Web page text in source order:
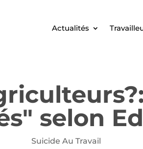
Actualités
selon
Suicide Au Travail